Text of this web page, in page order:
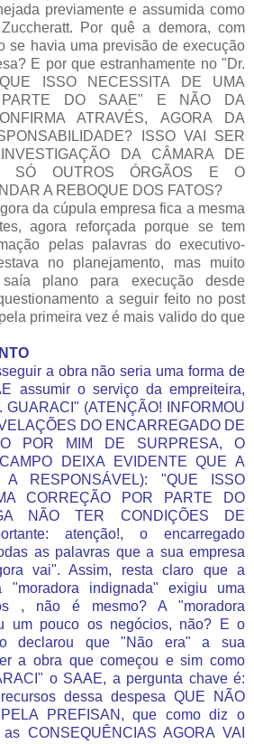
previamente e assumida como
Por quê a demora, com
se havia uma previsão de execução
E por que estranhamente no "Dr.
ISSO NECESSITA DE UMA
PARTE DO SAAE" E NÃO DA
ATRAVÉS, AGORA DA
ISSO VAI SER
DA CÂMARA DE
SÓ OUTROS ÓRGÃOS E O
A REBOQUE DOS FATOS?
da cúpula empresa fica a mesma
agora reforçada porque se tem
pelas palavras do executivo-
no planejamento, mas muito
saía plano para execução desde
a seguir feito no post
primeira vez é mais valido do que
a obra não seria uma forma de
assumir o serviço da empreiteira,
GUARACI" (ATENÇÃO! INFORMOU
DO ENCARREGADO DE
POR MIM DE SURPRESA, O
DEIXA EVIDENTE QUE A
RESPONSÁVEL): "QUE ISSO
CORREÇÃO POR PARTE DO
NÃO TER CONDIÇÕES DE
atenção!, o encarregado
as palavras que a sua empresa
vai". Assim, resta claro que a
"moradora indignada" exigiu uma
, não é mesmo? A "moradora
um pouco os negócios, não? E o
declarou que "Não era" a sua
a obra que começou e sim como
o SAAE, a pergunta chave é:
dessa despesa QUE NÃO
PREFISAN, que como diz o
CONSEQUÊNCIAS AGORA VAI